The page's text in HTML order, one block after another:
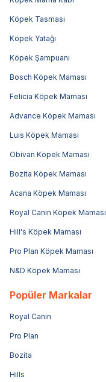
Köpek Tasması
Köpek Yatağı
Köpek Şampuanı
Bosch Köpek Maması
Felicia Köpek Maması
Advance Köpek Maması
Luis Köpek Maması
Obivan Köpek Maması
Bozita Köpek Maması
Acana Köpek Maması
Royal Canin Köpek Maması
Hill's Köpek Maması
Pro Plan Köpek Maması
N&D Köpek Maması
Popüler Markalar
Royal Canin
Pro Plan
Bozita
Hills